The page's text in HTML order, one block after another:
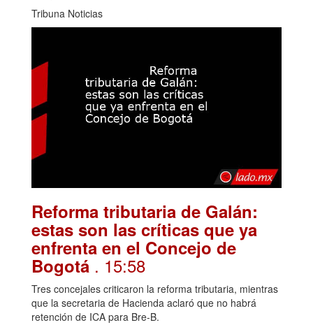
Tribuna Noticias
Reforma tributaria de Galán:
estas son las críticas que ya
enfrenta en el Concejo de
Bogotá . 15:58
Tres concejales criticaron la reforma tributaria, mientras
que la secretaria de Hacienda aclaró que no habrá
retención de ICA para Bre-B.